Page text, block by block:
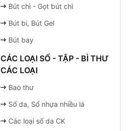
Bút chì - Gọt bút chì
Bút bi, Bút Gel
Bút bay
CÁC LOẠI SỔ - TẬP - BÌ THƯ
CÁC LOẠI
Bao thư
Sổ da, Sổ nhựa nhiều lá
Các loại số da CK